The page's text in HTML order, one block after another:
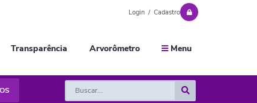
Login / Cadastro
Transparência Arvorômetro Menu